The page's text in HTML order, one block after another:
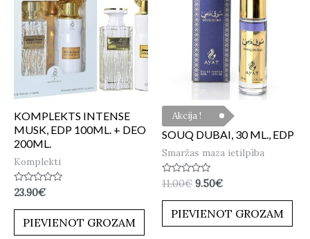
KOMPLEKTS INTENSE
MUSK, EDP 100ML. + DEO
200ML.
Komplekti
Novērtēts
0
23.90€
PIEVIENOT GROZAM
Akcija !
SOUQ DUBAI, 30 ML., EDP
Smaržas maza ietilpība
Novērtēts
0
11.00€ 9.50€
PIEVIENOT GROZAM